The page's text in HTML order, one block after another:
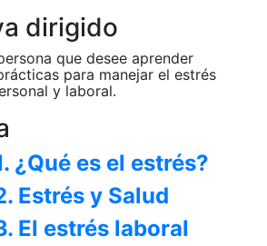
dirigido
que desee aprender
para manejar el estrés
y laboral.
¿Qué es el estrés?
Estrés y Salud
El estrés laboral